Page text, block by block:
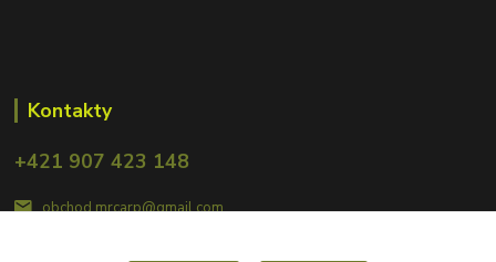
Kontakty
+421 907 423 148
obchod.mrcarp@gmail.com